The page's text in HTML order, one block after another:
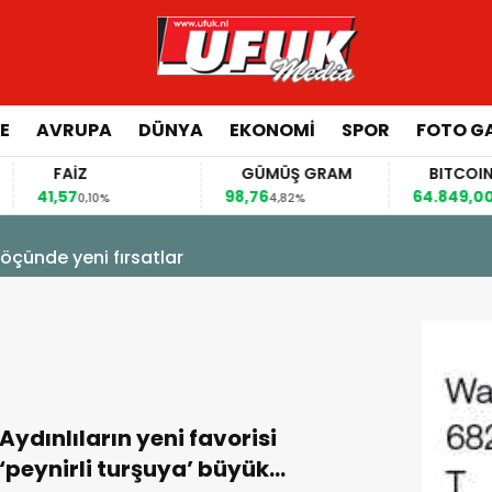
AVRUPA DÜNYA EKONOMI SPOR FOTO
FAİZ
41,570,10%
GÜMÜŞ GRAM
98,764,82%
BITCOIN
64.849,00
göçünde yeni fırsatlar
Aydınlıların yeni favorisi
‘peynirli turşuya’ büyük